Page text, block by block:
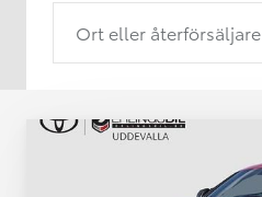
Ort eller återförsäljare